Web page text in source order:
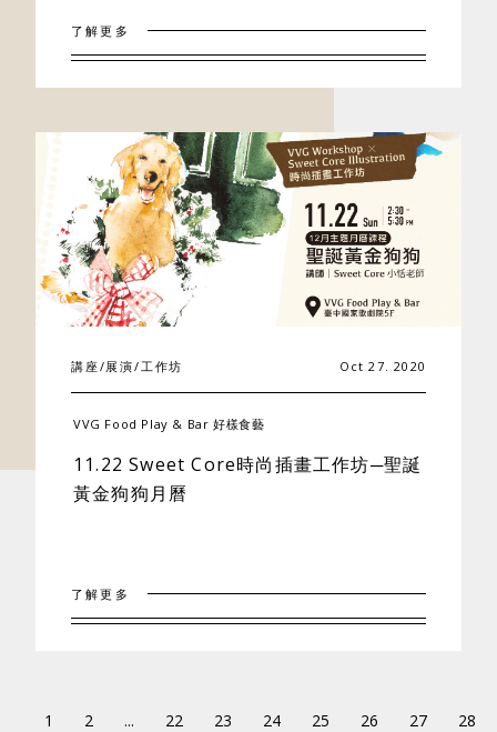
了解更多
講座/展演/工作坊 Oct 27. 2020
VVG Food Play & Bar 好樣食藝
11.22 Sweet Core時尚插畫工作坊─聖誕
黃金狗狗月曆
了解更多
1 2 ... 22 23 24 25 26 27 28